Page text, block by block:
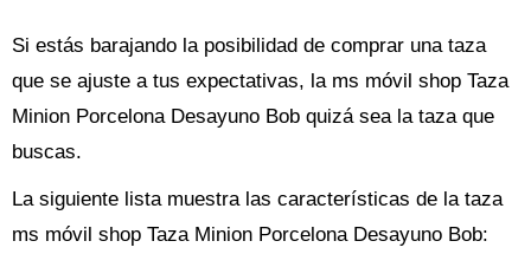
Si estás barajando la posibilidad de comprar una taza
que se ajuste a tus expectativas, la ms móvil shop Taza
Minion Porcelona Desayuno Bob quizá sea la taza que
buscas.
La siguiente lista muestra las características de la taza
ms móvil shop Taza Minion Porcelona Desayuno Bob: